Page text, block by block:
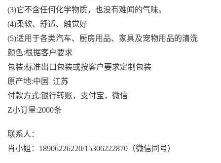
(3)它不含任何化学物质，也没有难闻的气味。
(4)柔软、舒适、触觉好
(5)适用于各类汽车、厨房用品、家具及宠物用品的清洗
颜色:根据客户要求
包装:标准出口包装或按客户要求定制包装
原产地:中国 江苏
付款方式:银行转账，支付宝，微信
Z小订量:2000条
联系人：
肖小姐：18906226220/15306222870（微信同号）